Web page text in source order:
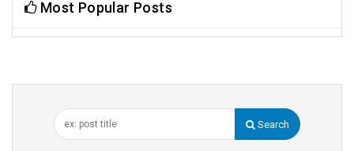
Most Popular Posts
Search